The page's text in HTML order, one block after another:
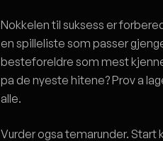
Nokkelen til suksess er
en spilleliste som passer
besteforeldre som mest
pa de nyeste hitene? Prov a
alle.
Vurder ogsa temarunder.